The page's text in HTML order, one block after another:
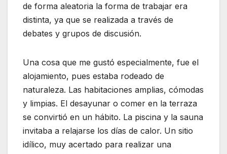
de forma aleatoria la forma de trabajar era
distinta, ya que se realizada a través de
debates y grupos de discusión.
Una cosa que me gustó especialmente, fue el
alojamiento, pues estaba rodeado de
naturaleza. Las habitaciones amplias, cómodas
y limpias. El desayunar o comer en la terraza
se convirtió en un hábito. La piscina y la sauna
invitaba a relajarse los días de calor. Un sitio
idílico, muy acertado para realizar una